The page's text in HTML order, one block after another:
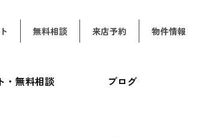
無料相談 来店予約 物件情報
・無料相談 ブログ